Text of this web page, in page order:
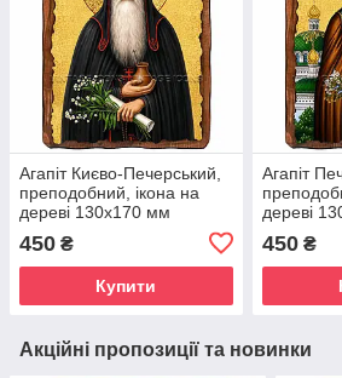
Агапіт Києво-Печерський,
преподобний, ікона на
дереві 130х170 мм
450 ₴
Купити
Агапіт
дереві
450₴
Акційні пропозиції та новинки